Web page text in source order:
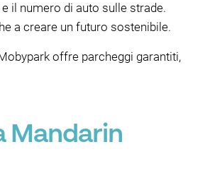
il numero di auto sulle strade.
a creare un futuro sostenibile.
offre parcheggi garantiti,
Mandarin